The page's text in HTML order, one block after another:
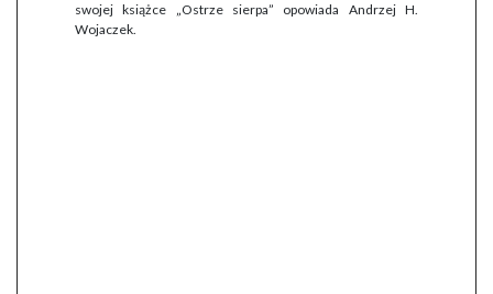
swojej książce „Ostrze sierpa” opowiada Andrzej H.
Wojaczek.